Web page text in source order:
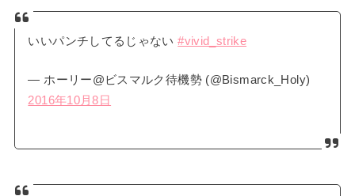
いいパンチしてるじゃない#vivid_strike
— ホーリー@ビスマルク待機勢 (@Bismarck_Holy)
2016年10月8日